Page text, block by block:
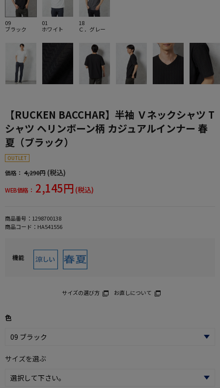
09
ブラック
01
ホワイト
18
Ｃ．グレー
【RUCKEN BACCHAR】半袖 Ｖネックシャツ T
シャツ ヘリンボーン柄 カジュアルインナー 春
夏（ブラック）
OUTLET
価格： 4,290円 (税込)
WEB価格： 2,145円 (税込)
商品番号： 1298700138
商品コード： HA541556
機能
サイズの選び方 お直しについて
色
サイズを選ぶ